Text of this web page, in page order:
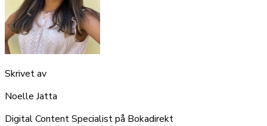
Skrivet av
Noelle Jatta
Digital Content Specialist på Bokadirekt